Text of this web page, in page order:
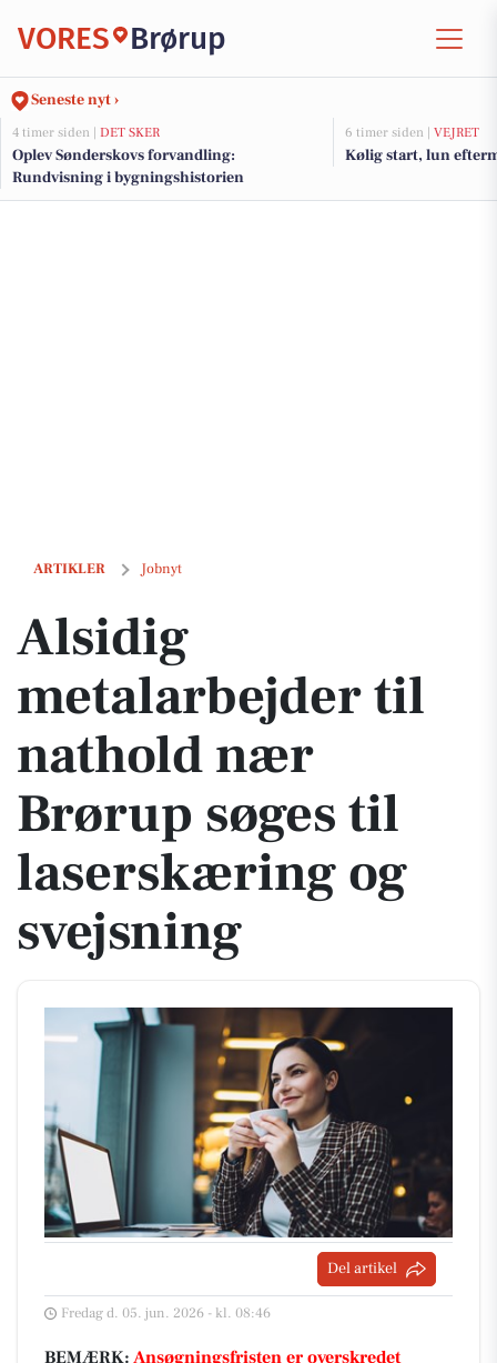
VORES Brørup
Seneste nyt ›
4 timer siden | DET SKER
Oplev Sønderskovs forvandling:
Rundvisning i bygningshistorien
6 timer siden | VEJRET
Kølig start, lun
ARTIKLER Jobnyt
Alsidig metalarbejder til nathold nær Brørup søges til laserskæring
Alsidig
metalarbejder til
nathold nær
Brørup søges til
laserskæring og
svejsning
Del artikel
Fredag d. 05. jun. 2026 - kl. 08:46
BEMÆRK: Ansøgningsfristen er overskredet